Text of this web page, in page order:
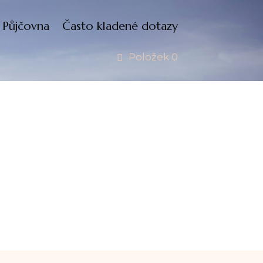
Půjčovna Často kladené dotazy
Položek 0